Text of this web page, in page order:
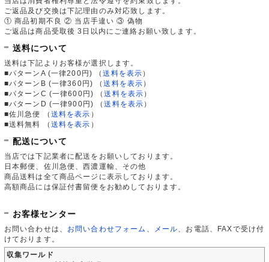
ご返品及び交換は下記理由のみ対応致します。
① 商品初期不良 ② 当店手違い ③ 偽物
ご返品は商品受取後 3日以内にご連絡お願い致します。
送料について
送料は下記よりお客様が選択します。
■パターンA (一律200円)
（送料を表示 ）
■パターンB (一律360円)
（送料を表示 ）
■パターンC (一律600円)
（送料を表示 ）
■パターンD (一律900円)
（送料を表示 ）
■佐川急便
（ 送料を表示 ）
■送料無料
（ 送料を表示 ）
配送について
当店では下記業者に配送をお願いしております。
日本郵便、佐川急便、西濃運輸、その他
商品送料は全て商品ページに表示しております。
高額商品には保証付書留便をお勧めしております。
お客様センター
お問い合わせは、 お問い合わせフォーム メール 、お電話、FAXで受け付
けております。
収集ワールド